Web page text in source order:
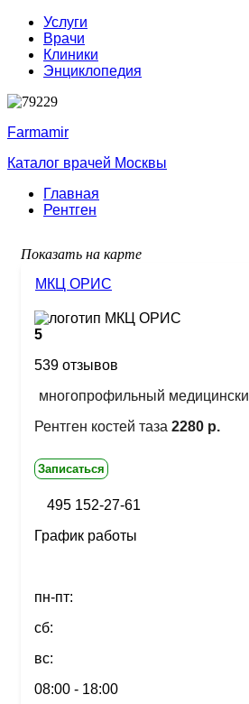
Услуги
Врачи
Клиники
Энциклопедия
Farmamir
Каталог врачей Москвы
Главная
Рентген
Показать на карте
МКЦ ОРИС
5
539 отзывов
многопрофильный
Рентген костей таза 2280 р.
Записаться
495 152-27-61
График работы
пн-пт:
сб:
вс:
08:00 - 18:00